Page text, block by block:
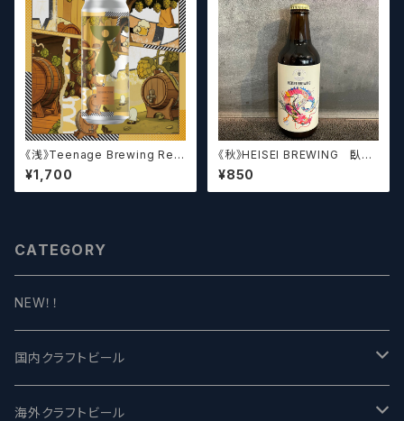
《浅》Teenage Brewing Res
urrection // レザレクション【ク
ラフトビール】
¥1,700
《秋》HEISEI BREWING 臥龍
長生(がりゅうちょうせい)アメリ
カンペールエール【クラフトビー
ル】
¥850
CATEGORY
NEW！！
国内クラフトビール
UCHU BREWING -うちゅうブルーイング
海外クラフトビール